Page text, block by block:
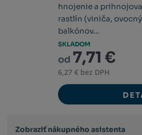
hnojenie a
rastlín (viniča,
balkónov...
SKLADOM
od 7,71 €
6,27 € bez DPH
Zobraziť nákupného asistenta